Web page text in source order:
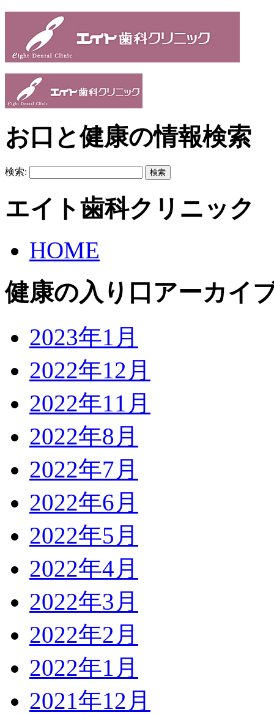
お口と健康の情報検索
検索:
エイト歯科クリニック
HOME
健康の入り口アーカイ
2023年1月
2022年12月
2022年11月
2022年8月
2022年7月
2022年6月
2022年5月
2022年4月
2022年3月
2022年2月
2022年1月
2021年12月